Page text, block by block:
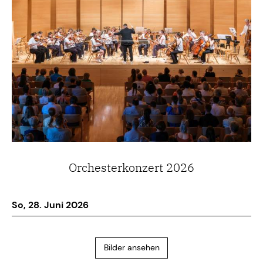
Orchesterkonzert 2026
So, 28. Juni 2026
Bilder ansehen